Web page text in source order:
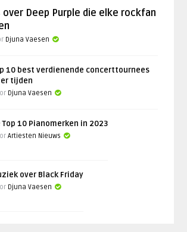
Deep Purple die elke rockfan
Djuna Vaesen
10 best verdienende concerttournees
tijden
Djuna Vaesen
Top 10 Pianomerken in 2023
Artiesten Nieuws
over Black Friday
Djuna Vaesen